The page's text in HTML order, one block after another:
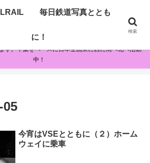
毎日鉄道写真とともに！
す。千葉をベースに日本全国東に西に南へ北へ活動
中！
05
今宵はVSEとともに（２）ホーム
ウェイに乗車
毎日鉄道写真ととも
に！
検索